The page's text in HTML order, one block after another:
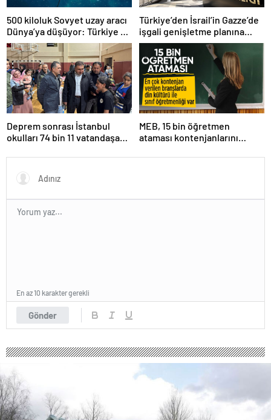
500 kiloluk Sovyet uzay aracı
Dünya’ya düşüyor: Türkiye de
risk altında
Türkiye’den İsrail’in Gazze’de
işgali genişletme planına
tepki
Deprem sonrası İstanbul
okulları 74 bin 11 vatandaşa
MEB, 15 bin öğretmen
ataması kontenjanlarını
Gönder
En az 10 karakter gerekli